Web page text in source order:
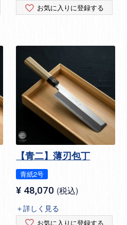
お気に入りに登録する
【青二】薄刃包丁
青紙2号
¥ 48,070 税込
＋詳しく見る
お気に入りに登録する